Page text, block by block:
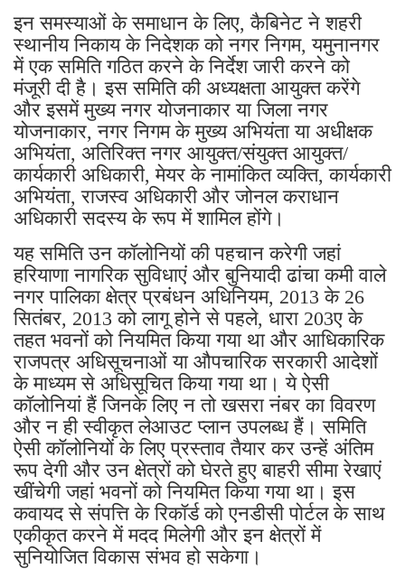
इन समस्याओं के समाधान के लिए, कैबिनेट ने शहरी
स्थानीय निकाय के निदेशक को नगर निगम, यमुनानगर
में एक समिति गठित करने के निर्देश जारी करने को
मंजूरी दी है। इस समिति की अध्यक्षता आयुक्त करेंगे
और इसमें मुख्य नगर योजनाकार या जिला नगर
योजनाकार, नगर निगम के मुख्य अभियंता या अधीक्षक
अभियंता, अतिरिक्त नगर आयुक्त/संयुक्त आयुक्त/
कार्यकारी अधिकारी, मेयर के नामांकित व्यक्ति, कार्यकारी
अभियंता, राजस्व अधिकारी और जोनल कराधान
अधिकारी सदस्य के रूप में शामिल होंगे।
यह समिति उन कॉलोनियों की पहचान करेगी जहां
हरियाणा नागरिक सुविधाएं और बुनियादी ढांचा कमी वाले
नगर पालिका क्षेत्र प्रबंधन अधिनियम, 2013 के 26
सितंबर, 2013 को लागू होने से पहले, धारा 203ए के
तहत भवनों को नियमित किया गया था और आधिकारिक
राजपत्र अधिसूचनाओं या औपचारिक सरकारी आदेशों
के माध्यम से अधिसूचित किया गया था। ये ऐसी
कॉलोनियां हैं जिनके लिए न तो खसरा नंबर का विवरण
और न ही स्वीकृत लेआउट प्लान उपलब्ध हैं। समिति
ऐसी कॉलोनियों के लिए प्रस्ताव तैयार कर उन्हें अंतिम
रूप देगी और उन क्षेत्रों को घेरते हुए बाहरी सीमा रेखाएं
खींचेगी जहां भवनों को नियमित किया गया था। इस
कवायद से संपत्ति के रिकॉर्ड को एनडीसी पोर्टल के साथ
एकीकृत करने में मदद मिलेगी और इन क्षेत्रों में
सुनियोजित विकास संभव हो सकेगा।